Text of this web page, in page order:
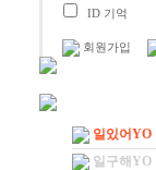
ID 기억
회원가입
일있어YO
일구해YO